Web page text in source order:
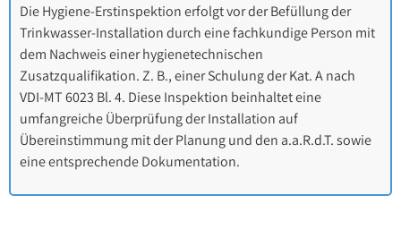
Die Hygiene-Erstinspektion erfolgt vor der Befüllung der
Trinkwasser-Installation durch eine fachkundige Person mit
dem Nachweis einer hygienetechnischen
Zusatzqualifikation. Z. B., einer Schulung der Kat. A nach
VDI-MT 6023 Bl. 4. Diese Inspektion beinhaltet eine
umfangreiche Überprüfung der Installation auf
Übereinstimmung mit der Planung und den a.a.R.d.T. sowie
eine entsprechende Dokumentation.